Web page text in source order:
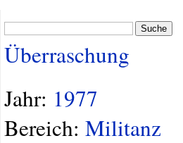
Suche
Überraschung
Jahr: 1977
Bereich: Militanz